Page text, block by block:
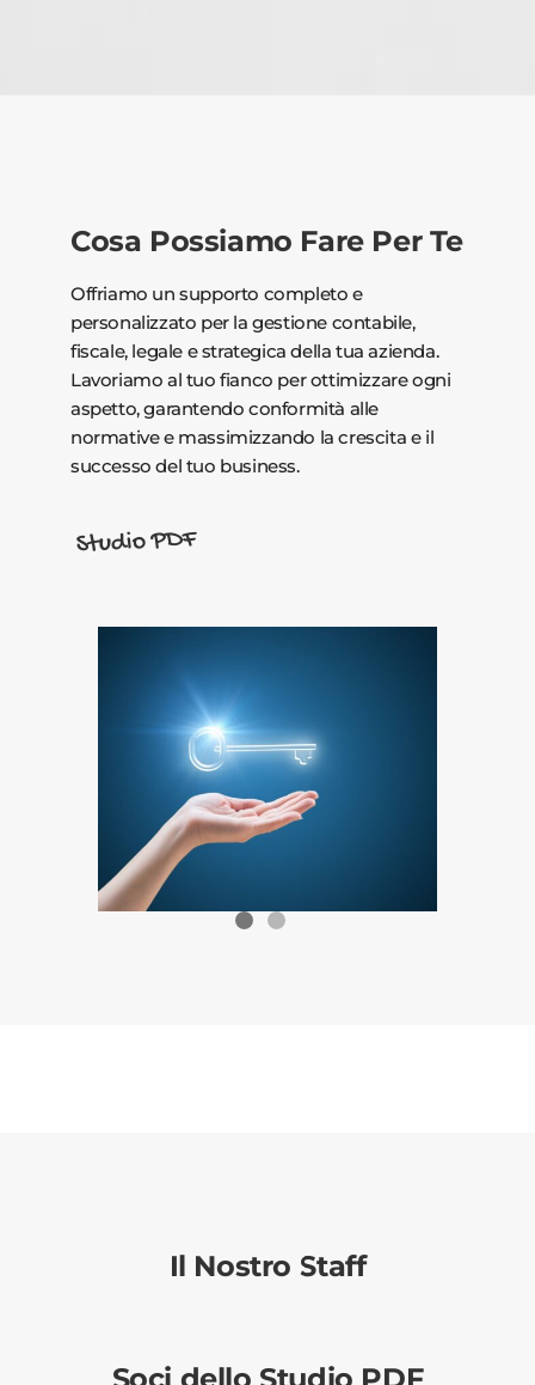
Cosa Possiamo Fare Per Te
Offriamo un supporto completo e
personalizzato per la gestione contabile,
fiscale, legale e strategica della tua azienda.
Lavoriamo al tuo fianco per ottimizzare ogni
aspetto, garantendo conformità alle
normative e massimizzando la crescita e il
successo del tuo business.
Studio PDF
Il Nostro Staff